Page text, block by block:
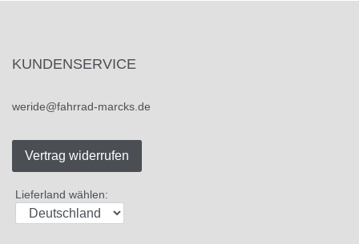
KUNDENSERVICE
weride@fahrrad-marcks.de
Vertrag widerrufen
Lieferland wählen: